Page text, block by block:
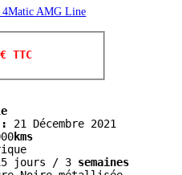
TTC
kms
jours / 3 semaines